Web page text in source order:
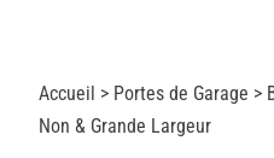
Accueil > Portes de Garage >
Non & Grande Largeur